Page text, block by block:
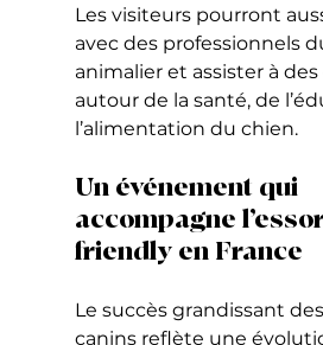
Les visiteurs pourront
avec des professionnels
animalier et assister à
autour de la santé, de
l’alimentation du chien.
Un événement qui
accompagne
friendly en France
Le succès grandissant
canins reflète une